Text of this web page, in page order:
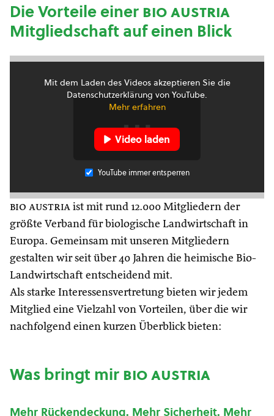
Die Vorteile einerbio austria
Mitgliedschaft auf einen Blick
Mit dem Laden des Videos akzeptieren Sie die
Datenschutzerklärung von YouTube.
Mehr erfahren
Video laden
YouTube immer entsperren
bio austria ist mit rund 12.000 Mitgliedern der
größte Verband für biologische Landwirtschaft in
Europa. Gemeinsam mit unseren Mitgliedern
gestalten wir seit über 40 Jahren die heimische Bio-
Landwirtschaft entscheidend mit.
Als starke Interessensvertretung bieten wir jedem
Mitglied eine Vielzahl von Vorteilen, über die wir
nachfolgend einen kurzen Überblick bieten:
Was bringt mirbio austria
Mehr Rückendeckung. Mehr Sicherheit. Mehr